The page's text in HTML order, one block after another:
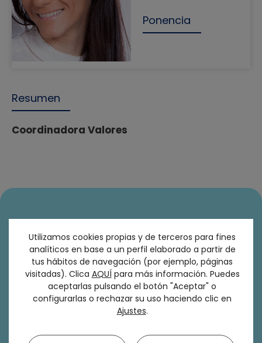
Ponencia
Resumen
Coordinadora Valores
Suscríbete
a
nuestra
Newsletter
Utilizamos cookies propias y de terceros para fines
analíticos en base a un perfil elaborado a partir de
tus hábitos de navegación (por ejemplo, páginas
visitadas). Clica AQUÍpara más información. Puedes
aceptarlas pulsando el botón "Aceptar" o
configurarlas o rechazar su uso haciendo clic en
Ajustes.